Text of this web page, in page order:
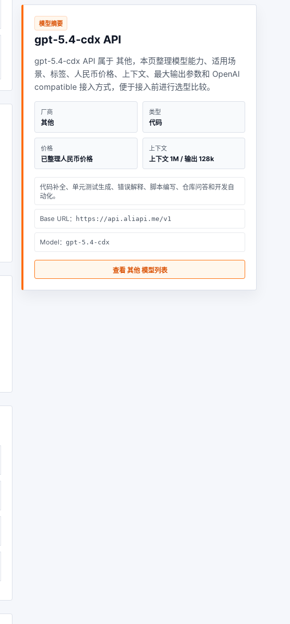
模型摘要
gpt-5.4-cdx API
gpt-5.4-cdx API 属于 其他，本页整理模型能力、适用场
景、标签、人民币价格、上下文、最大输出参数和 OpenAI
compatible 接入方式，便于接入前进行选型比较。
厂商
其他
类型
代码
价格
已整理人民币价格
上下文
上下文 1M / 输出 128k
代码补全、单元测试生成、错误解释、脚本编写、仓库问答和开发自
动化。
Base URL： https://api.aliapi.me/v1
Model：gpt-5.4-cdx
查看 其他 模型列表